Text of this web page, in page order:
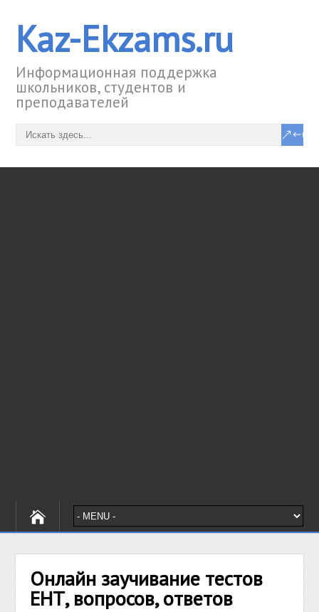
Kaz-Ekzams.ru
Информационная поддержка
школьников, студентов и
преподавателей
Онлайн заучивание тестов
ЕНТ, вопросов, ответов